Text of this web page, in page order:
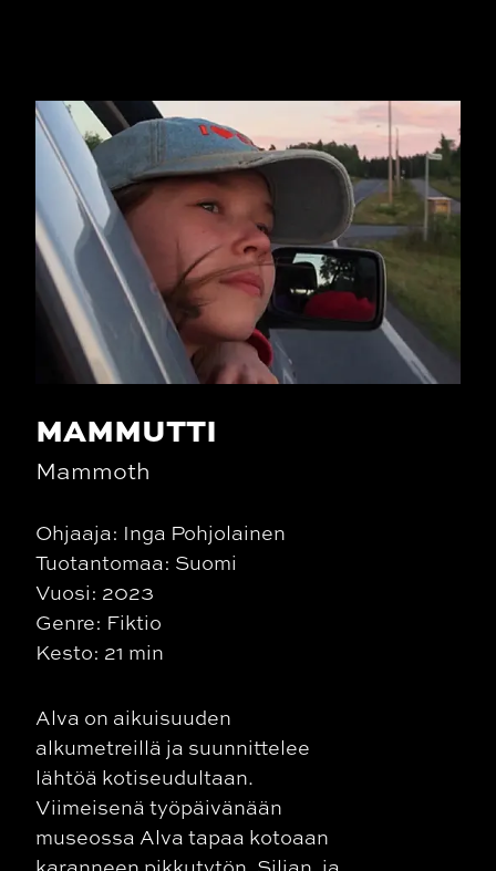
MAMMUTTI
Mammoth
Ohjaaja: Inga Pohjolainen
Tuotantomaa: Suomi
Vuosi: 2023
Genre: Fiktio
Kesto: 21 min
Alva on aikuisuuden
alkumetreillä ja suunnittelee
lähtöä kotiseudultaan.
Viimeisenä työpäivänään
museossa Alva tapaa kotoaan